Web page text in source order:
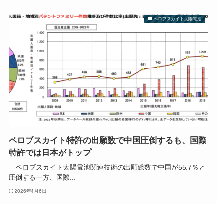
ペロブスカイト太陽電池
ペロブスカイト特許の出願数で中国圧倒するも、国際
特許では日本がトップ
ペロブスカイト太陽電池関連技術の出願総数で中国が55.7％と
圧倒する一方、国際...
2026年4月6日